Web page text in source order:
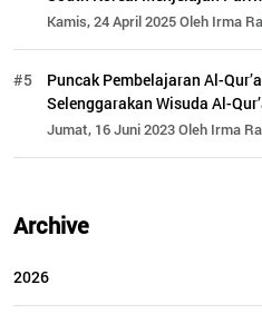
Kamis, 24 April 2025 Oleh Irma
#5
Puncak Pembelajaran Al-
Selenggarakan Wisuda Al-
Jumat, 16 Juni 2023 Oleh Irma
Archive
2026